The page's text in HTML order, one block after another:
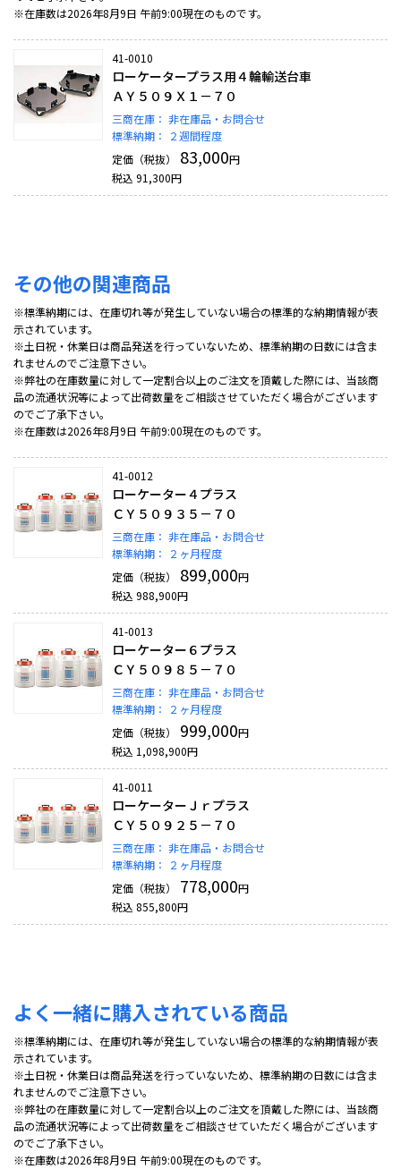
※在庫数は2026年8月9日 午前9:00現在のものです。
41-0010
ローケータープラス用４輪輸送台車
ＡＹ５０９Ｘ１－７０
三商在庫： 非在庫品・お問合せ
標準納期：
２週間程度
定価（税抜）
83,000円
税込 91,300円
その他の関連商品
※標準納期には、在庫切れ等が発生していない場合の標準的な納期情報が表
示されています。
※土日祝・休業日は商品発送を行っていないため、標準納期の日数には含ま
れませんのでご注意下さい。
※弊社の在庫数量に対して一定割合以上のご注文を頂戴した際には、当該商
品の流通状況等によって出荷数量をご相談させていただく場合がございます
のでご了承下さい。
※在庫数は2026年8月9日 午前9:00現在のものです。
41-0012
ローケーター４プラス
ＣＹ５０９３５－７０
三商在庫： 非在庫品・お問合せ
標準納期：
２ヶ月程度
定価（税抜）
899,000円
税込 988,900円
41-0013
ローケーター６プラス
ＣＹ５０９８５－７０
三商在庫： 非在庫品・お問合せ
標準納期：
２ヶ月程度
定価（税抜）
999,000円
税込 1,098,900円
41-0011
ローケーターＪｒプラス
ＣＹ５０９２５－７０
三商在庫： 非在庫品・お問合せ
標準納期：
２ヶ月程度
定価（税抜）
778,000円
税込 855,800円
よく一緒に購入されている商品
※標準納期には、在庫切れ等が発生していない場合の標準的な納期情報が表
示されています。
※土日祝・休業日は商品発送を行っていないため、標準納期の日数には含ま
れませんのでご注意下さい。
※弊社の在庫数量に対して一定割合以上のご注文を頂戴した際には、当該商
品の流通状況等によって出荷数量をご相談させていただく場合がございます
のでご了承下さい。
※在庫数は2026年8月9日 午前9:00現在のものです。